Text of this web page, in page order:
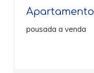
Apartamento
pousada a venda